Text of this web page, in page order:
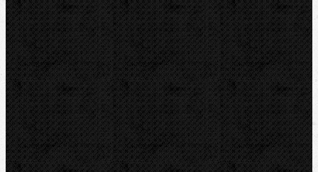
NIPO
REED
REMS